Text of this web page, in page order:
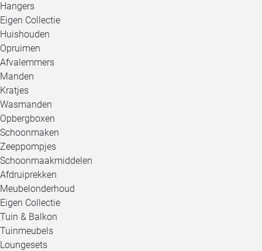
Hangers
Eigen Collectie
Huishouden
Opruimen
Afvalemmers
Manden
Kratjes
Wasmanden
Opbergboxen
Schoonmaken
Zeeppompjes
Schoonmaakmiddelen
Afdruiprekken
Meubelonderhoud
Eigen Collectie
Tuin & Balkon
Tuinmeubels
Loungesets